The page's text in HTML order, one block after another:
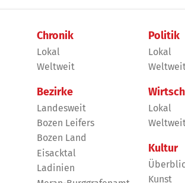
Chronik
Lokal
Weltweit
Bezirke
Landesweit
Bozen Leifers
Bozen Land
Eisacktal
Ladinien
Politik
Lokal
Lokal
Kultur
Kunst